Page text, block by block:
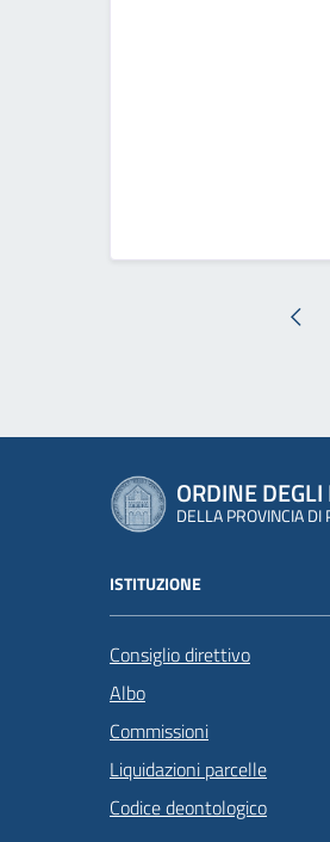
ORDINE
DELLA PROVINCIA DI
ISTITUZIONE
Consiglio direttivo
Albo
Commissioni
Liquidazioni parcelle
Codice deontologico